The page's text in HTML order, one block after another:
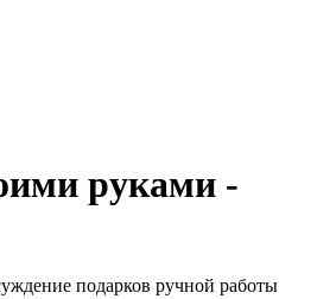
руками -
подарков ручной работы